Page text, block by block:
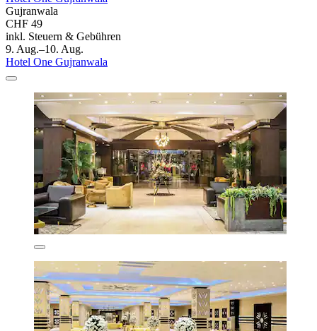
Gujranwala
CHF 49
inkl. Steuern & Gebühren
9. Aug.–10. Aug.
Hotel One Gujranwala